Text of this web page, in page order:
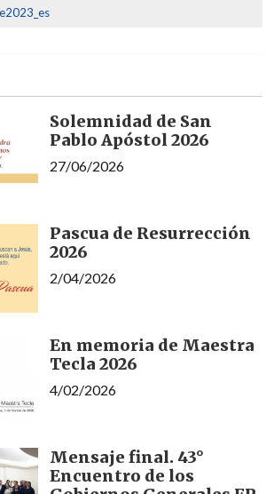
Solemnidad de San
Pablo Apóstol 2026
27/06/2026
Pascua de Resurrección
2026
2/04/2026
En memoria de Maestra
Tecla 2026
4/02/2026
Mensaje final. 43°
Encuentro de los